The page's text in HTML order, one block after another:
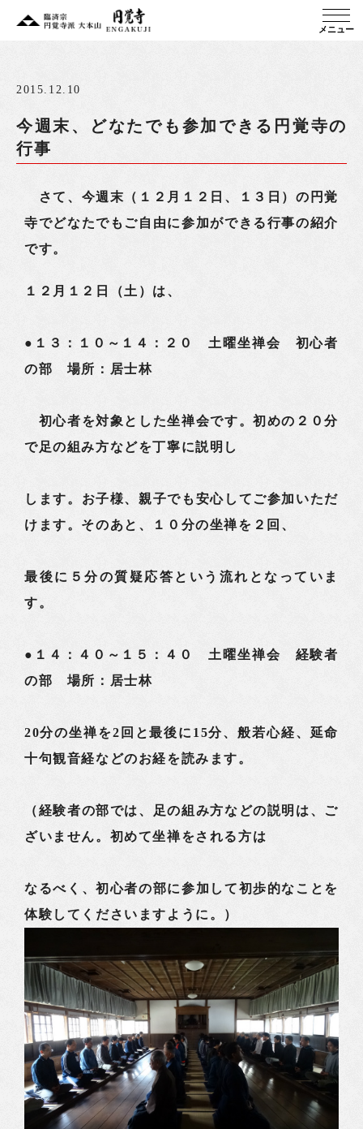
メニュー
2015.12.10
今週末、どなたでも参加できる円覚寺の
行事
さて、今週末（１２月１２日、１３日）の円覚
寺でどなたでもご自由に参加ができる行事の紹介
です。
１２月１２日（土）は、
●１３：１０～１４：２０ 土曜坐禅会 初心者
の部 場所：居士林
初心者を対象とした坐禅会です。初めの２０分
で足の組み方などを丁寧に説明し
します。お子様、親子でも安心してご参加いただ
けます。そのあと、１０分の坐禅を２回、
最後に５分の質疑応答という流れとなっていま
す。
●１４：４０～１５：４０ 土曜坐禅会 経験者
の部 場所：居士林
20分の坐禅を2回と最後に15分、般若心経、延命
十句観音経などのお経を読みます。
（経験者の部では、足の組み方などの説明は、ご
ざいません。初めて坐禅をされる方は
なるべく、初心者の部に参加して初歩的なことを
体験してくださいますように。）